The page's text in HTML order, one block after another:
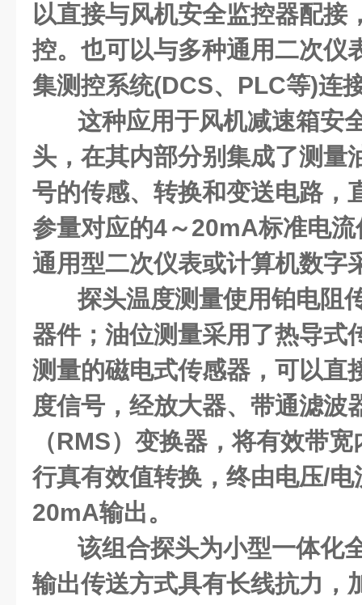
以直接与风机安全监控器配接
控。也可以与多种通用二次仪
集测控系统(DCS、PLC等)连
这种应用于风机减速箱安
头，在其内部分别集成了测量
号的传感、转换和变送电路，
参量对应的4～20mA标准电
通用型二次仪表或计算机数字
探头温度测量使用铂电阻
器件；油位测量采用了热导式
测量的磁电式传感器，可以直
度信号，经放大器、带通滤波
（RMS）变换器，将有效带
行真有效值转换，终由电压/
20mA输出。
该组合探头为小型一体化
输出传送方式具有长线抗力，